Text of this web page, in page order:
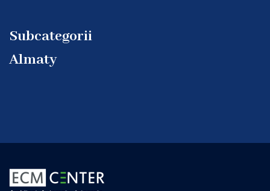
Subcategorii
Almaty